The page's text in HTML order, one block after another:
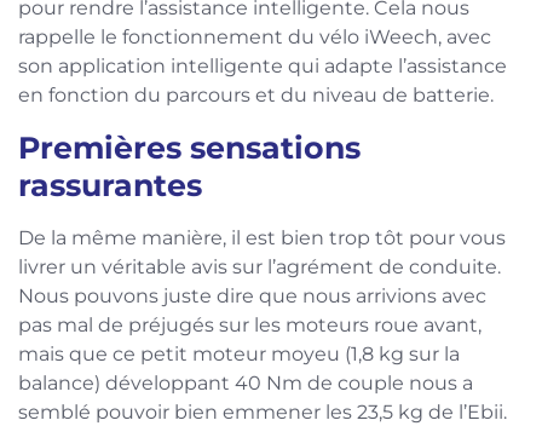
pour rendre l’assistance intelligente. Cela nous
rappelle le fonctionnement du vélo iWeech, avec
son application intelligente qui adapte l’assistance
en fonction du parcours et du niveau de batterie.
Premières sensations
rassurantes
De la même manière, il est bien trop tôt pour vous
livrer un véritable avis sur l’agrément de conduite.
Nous pouvons juste dire que nous arrivions avec
pas mal de préjugés sur les moteurs roue avant,
mais que ce petit moteur moyeu (1,8 kg sur la
balance) développant 40 Nm de couple nous a
semblé pouvoir bien emmener les 23,5 kg de l’Ebii.